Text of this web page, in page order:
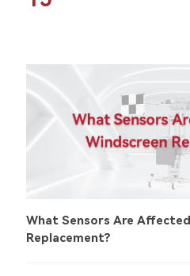
What Sensors Are
Replacement?